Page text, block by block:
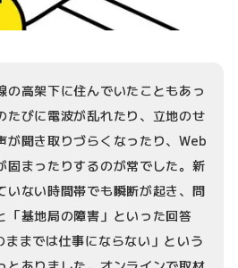
の高架下に住んでいたこともあっ
たびに電波が乱れたり、立地のせ
が聞き取りづらくなったり、Web
固まったりするのが常でした。新
いない時間帯でも瞬断が起き、問
「基地局の障害」といった回答
までは仕事にならない」という